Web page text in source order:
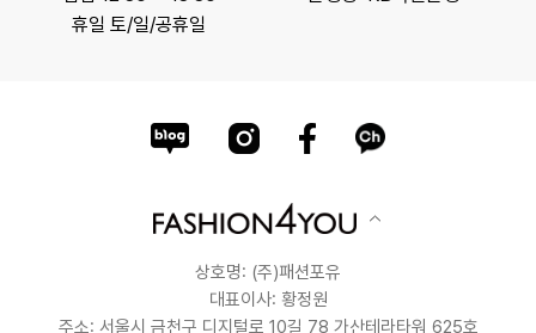
휴일 토/일/공휴일
상호명: (주)패션포유
대표이사: 황정원
주소: 서울시 금천구 디지털로 10길 78 가산테라타워 625호